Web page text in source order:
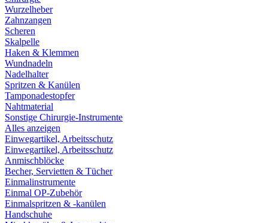
Wurzelheber
Zahnzangen
Scheren
Skalpelle
Haken & Klemmen
Wundnadeln
Nadelhalter
Spritzen & Kanülen
Tamponadestopfer
Nahtmaterial
Sonstige Chirurgie-Instrumente
Alles anzeigen
Einwegartikel, Arbeitsschutz
Einwegartikel, Arbeitsschutz
Anmischblöcke
Becher, Servietten & Tücher
Einmalinstrumente
Einmal OP-Zubehör
Einmalspritzen & -kanülen
Handschuhe